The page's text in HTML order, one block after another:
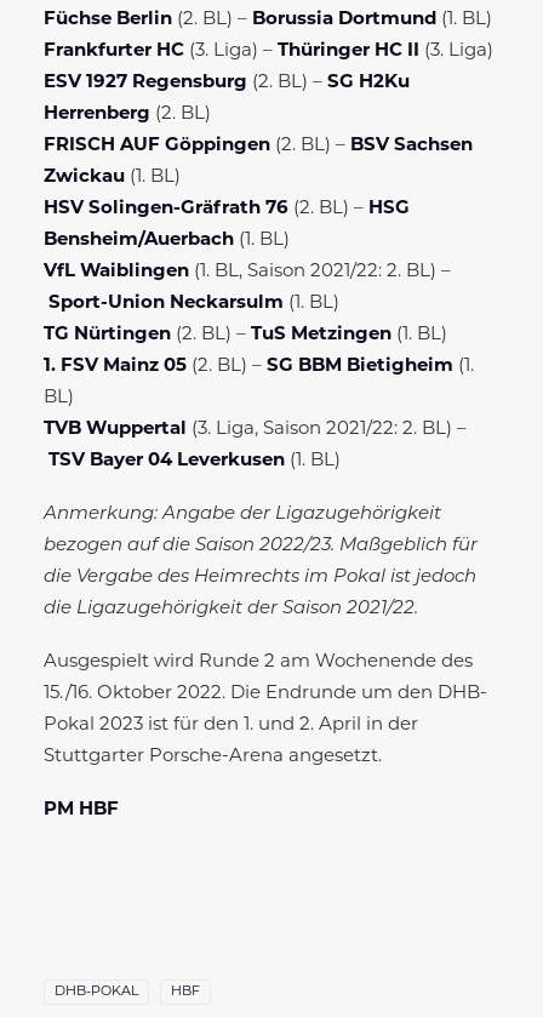
Füchse Berlin (2. BL) – Borussia Dortmund (1. BL)
Frankfurter HC (3. Liga) – Thüringer HC II (3. Liga)
ESV 1927 Regensburg (2. BL) – SG H2Ku
Herrenberg (2. BL)
FRISCH AUF Göppingen (2. BL) – BSV Sachsen
Zwickau (1. BL)
HSV Solingen-Gräfrath 76 (2. BL) – HSG
Bensheim/Auerbach (1. BL)
VfL Waiblingen (1. BL, Saison 2021/22: 2. BL) –
Sport-Union Neckarsulm (1. BL)
TG Nürtingen (2. BL) – TuS Metzingen (1. BL)
1. FSV Mainz 05 (2. BL) – SG BBM Bietigheim (1.
BL)
TVB Wuppertal (3. Liga, Saison 2021/22: 2. BL) –
TSV Bayer 04 Leverkusen (1. BL)
Anmerkung: Angabe der Ligazugehörigkeit
bezogen auf die Saison 2022/23. Maßgeblich für
die Vergabe des Heimrechts im Pokal ist jedoch
die Ligazugehörigkeit der Saison 2021/22.
Ausgespielt wird Runde 2 am Wochenende des
15./16. Oktober 2022. Die Endrunde um den DHB-
Pokal 2023 ist für den 1. und 2. April in der
Stuttgarter Porsche-Arena angesetzt.
PM HBF
DHB-POKAL HBF